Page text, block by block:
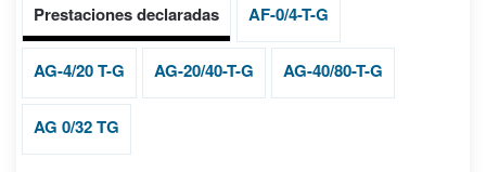
Prestaciones declaradas AF-0/4-T-G
AG-4/20 T-G AG-20/40-T-G AG-40/80-T-G
AG 0/32 TG